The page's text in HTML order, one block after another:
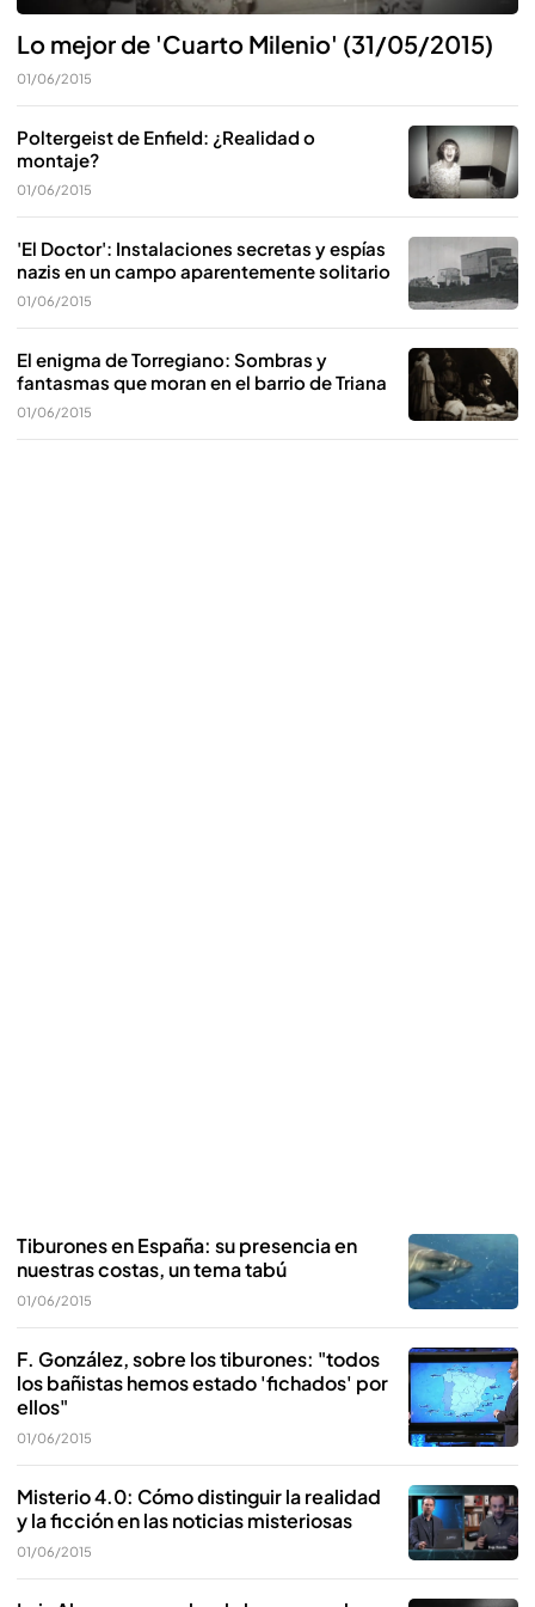
Lo mejor de 'Cuarto Milenio' (31/05/2015)
01/06/2015
Poltergeist de Enfield: ¿Realidad o
montaje?
01/06/2015
'El Doctor': Instalaciones secretas y espías
nazis en un campo aparentemente solitario
01/06/2015
El enigma de Torregiano: Sombras y
fantasmas que moran en el barrio de Triana
01/06/2015
Tiburones en España: su presencia en
nuestras costas, un tema tabú
01/06/2015
F. González, sobre los tiburones: "todos
los bañistas hemos estado 'fichados' por
ellos"
01/06/2015
Misterio 4.0: Cómo distinguir la realidad
y la ficción en las noticias misteriosas
01/06/2015